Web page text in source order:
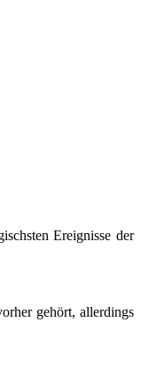
Ereignisse der
gehört, allerdings